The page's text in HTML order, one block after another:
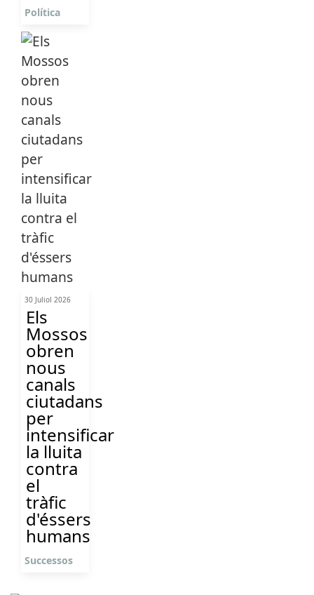
Política
30 Juliol 2026
Els
Mossos
obren
nous
canals
ciutadans
per
intensificar
la lluita
contra
el
tràfic
d'éssers
humans
Successos